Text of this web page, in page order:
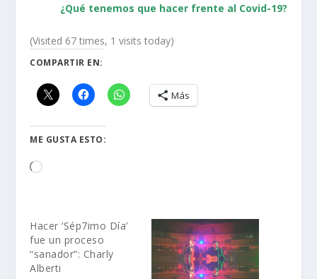
¿Qué tenemos que hacer frente al Covid-19?
(Visited 67 times, 1 visits today)
COMPARTIR EN:
Más
ME GUSTA ESTO:
Loading…
Hacer ‘Sép7imo Día’
fue un proceso
“sanador”: Charly
Alberti